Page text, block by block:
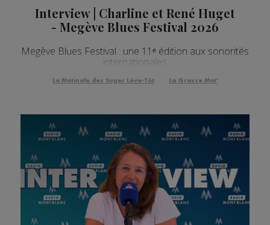
Interview | Charline et René Huget
- Megève Blues Festival 2026
Megève Blues Festival : une 11ᵉ édition aux sonorités
internationales
La Matinale des Super Lève-Tôt La Grasse Mat'